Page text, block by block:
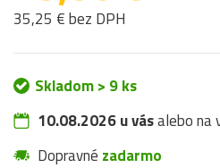
35,25 € bez DPH
Skladom > 9 ks
10.08.2026 u vásalebo na
Dopravné zadarmo